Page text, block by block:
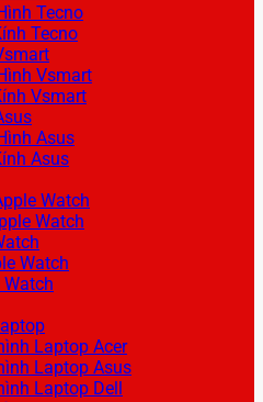
Tecno
Tecno
Vsmart
Vsmart
Asus
Asus
Watch
Watch
Watch
Laptop Acer
Laptop Asus
Laptop Dell